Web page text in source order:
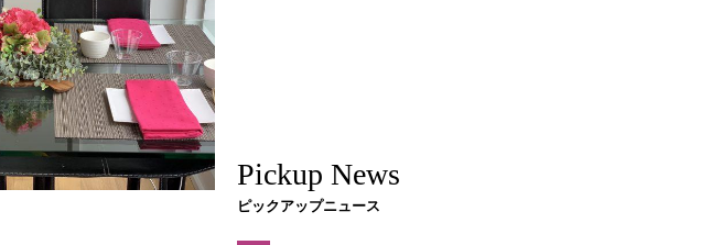
Pickup News
ピックアップニュース